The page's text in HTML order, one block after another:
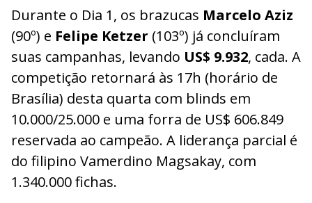
Durante o Dia 1, os brazucas Marcelo Aziz
(90º) e Felipe Ketzer (103º) já concluíram
suas campanhas, levando US$ 9.932, cada. A
competição retornará às 17h (horário de
Brasília) desta quarta com blinds em
10.000/25.000 e uma forra de US$ 606.849
reservada ao campeão. A liderança parcial é
do filipino Vamerdino Magsakay, com
1.340.000 fichas.